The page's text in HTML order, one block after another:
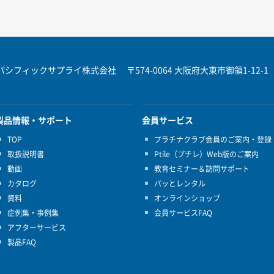
シフィックサプライ株式会社 〒574-0064 大阪府大東市御領1-12-1
品情報・サポート
TOP
取扱説明書
動画
カタログ
資料
症例集・事例集
アフターサービス
製品FAQ
会員サービス
プラチナクラブ会員のご案内・登録
Ptile（プチレ）Web版のご案内
教育セミナー＆訪問サポート
パッとレンタル
オンラインショップ
会員サービスFAQ